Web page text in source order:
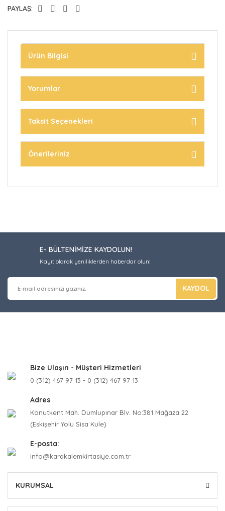
PAYLAŞ:
Ürün Bilgisi
Yorumlar
Taksit Seçenekleri
Önerileriniz
E- BÜLTENİMİZE KAYDOLUN!
Kayıt olarak yeniliklerden haberdar olun!
KAYDOL
Bize Ulaşın - Müşteri Hizmetleri
0 (312) 467 97 13 - 0 (312) 467 97 13
Adres
Konutkent Mah. Dumlupınar Blv. No:381 Mağaza 22
(Eskişehir Yolu Sisa Kule)
E-posta:
info@karakalemkirtasiye.com.tr
KURUMSAL